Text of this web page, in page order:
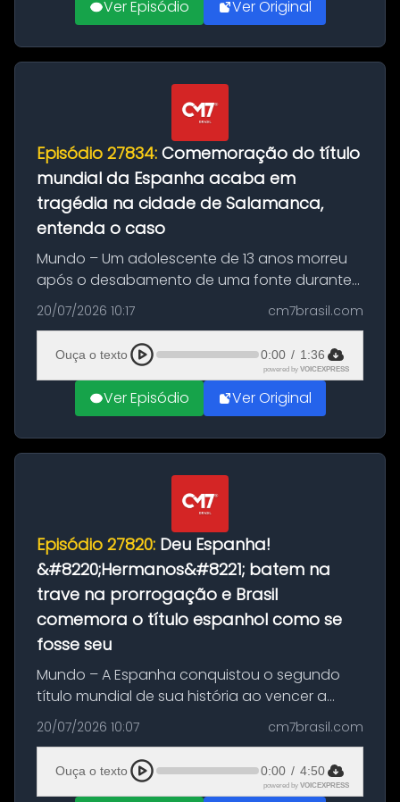
Ver Episódio Ver Original
Episódio 27834: Comemoração do título
mundial da Espanha acaba em
tragédia na cidade de Salamanca,
entenda o caso
Mundo – Um adolescente de 13 anos morreu
após o desabamento de uma fonte durante
as comemorações pelo título da Copa do
Mundo conquistado pela Espanha, em
Ciudad Rodrigo, na província de Salamanca,
no...
20/07/2026 10:17 cm7brasil.com
Ouça o texto 0:00 / 1:36
powered by VOICEXPRESS
Ver Episódio Ver Original
Episódio 27820: Deu Espanha!
&#8220;Hermanos&#8221; batem na
trave na prorrogação e Brasil
comemora o título espanhol como se
fosse seu
Mundo – A Espanha conquistou o segundo
título mundial de sua história ao vencer a
Argentina por 1 a 0, neste domingo (19), na
decisão da Copa do Mundo de 2026. Depois
de um duelo sem gols durante o te...
20/07/2026 10:07 cm7brasil.com
Ouça o texto 0:00 / 4:50
powered by VOICEXPRESS